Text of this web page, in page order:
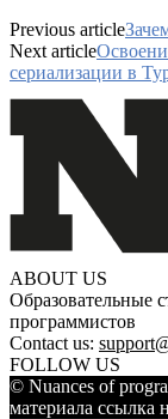
Previous article
Next article
сериализации в
ABOUT US
Образовательные
программистов
Contact us:
FOLLOW US
© Nuances of
материала ссылка